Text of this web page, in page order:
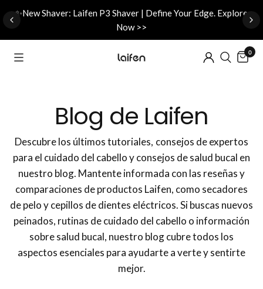
✨New Shaver: Laifen P3 Shaver | Define Your Edge. Explore
Now >>
0
Blog de Laifen
Descubre los últimos tutoriales, consejos de expertos
para el cuidado del cabello y consejos de salud bucal en
nuestro blog. Mantente informada con las reseñas y
comparaciones de productos Laifen, como secadores
de pelo y cepillos de dientes eléctricos. Si buscas nuevos
peinados, rutinas de cuidado del cabello o información
sobre salud bucal, nuestro blog cubre todos los
aspectos esenciales para ayudarte a verte y sentirte
mejor.